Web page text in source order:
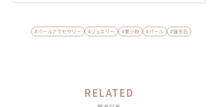
#パールアクセサリー #ジュエリー #夏小物 #パール #誕生石
RELATED